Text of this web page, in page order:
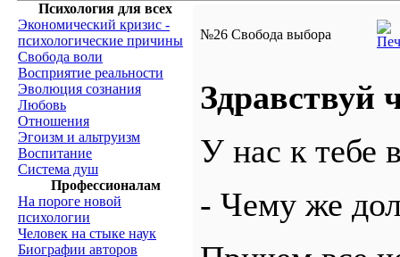
Психология для всех
Экономический кризис -
психологические причины
Свобода воли
Восприятие реальности
Эволюция сознания
Любовь
Отношения
Эгоизм и альтруизм
Воспитание
Система душ
Профессионалам
На пороге новой
психологии
Человек на стыке наук
Биографии авторов
№26 Свобода выбора
Здравствуй
У нас к тебе
- Чему же